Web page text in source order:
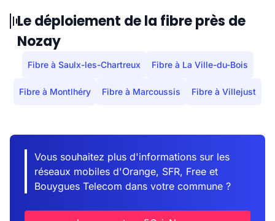
Le déploiement de la fibre près de
Nozay
Fibre à Saulx-les-Chartreux Fibre à La Ville-du-Bois
Fibre à Montlhéry Fibre à Marcoussis Fibre à Villejust
Vous souhaitez plus d'informations sur les
réseaux mobiles d'Orange, SFR, Free et
Bouygues Telecom dans votre commune ?